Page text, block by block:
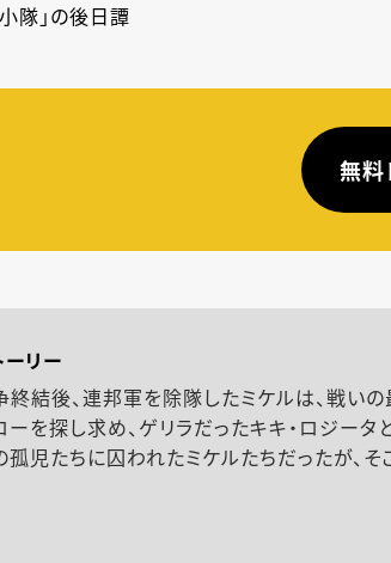
隊」の後日譚
無料
ーリー
終結後、連邦軍を除隊したミケルは、戦い
ーを探し求め、ゲリラだったキキ・ロジータ
孤児たちに囚われたミケルたちだったが、そ